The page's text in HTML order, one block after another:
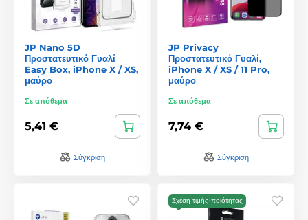
JP Nano 5D
Προστατευτικό Γυαλί
Easy Box, iPhone X / XS,
μαύρο
Σε απόθεμα
5,41 €
Σύγκριση
JP Privacy
Προστατευτικό Γυαλί,
iPhone X / XS / 11 Pro,
μαύρο
Σε απόθεμα
7,74 €
Σύγκριση
Σχέση τιμής-ποιότητας